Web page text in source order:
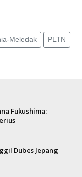
Meledak PLTN
Fukushima:
Dubes Jepang